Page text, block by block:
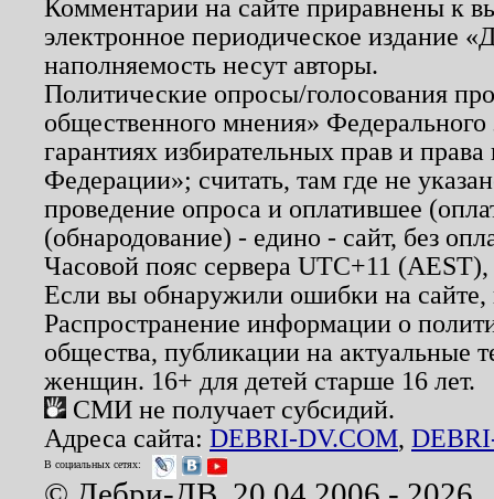
Комментарии на сайте приравнены к
электронное периодическое издание
наполняемость несут авторы.
Политические опросы/голосования
общественного мнения»
гарантиях избирательных прав и
Федерации»; считать, там где не
проведение опроса и оплатившее
(обнародование) - едино - сайт, без
Часовой пояс сервера UTC+11
Если вы обнаружили ошибки на
Распространение информации о
общества, публикации на актуальные
женщин. 16+ для детей старше 16 лет.
СМИ не получает субсидий.
Адреса сайта: DEBRI-DV.COM,
В социальных сетях: